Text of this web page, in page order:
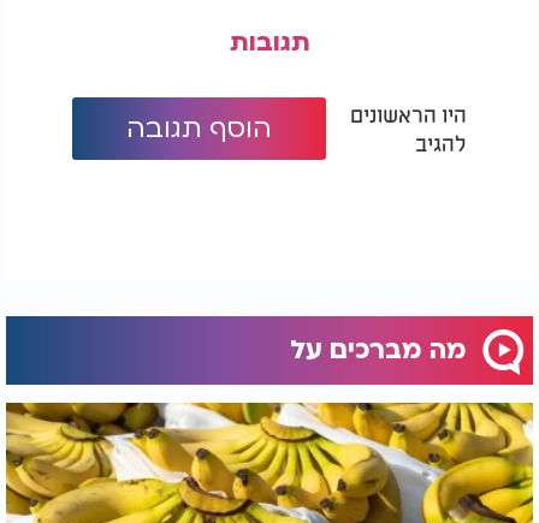
תגובות
היו הראשונים
להגיב
הוסף תגובה
מה מברכים על